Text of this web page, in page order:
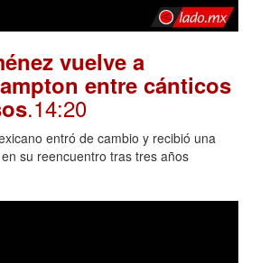
vuelve a
entre cánticos
.14:20
entró de cambio y recibió una
su reencuentro tras tres años